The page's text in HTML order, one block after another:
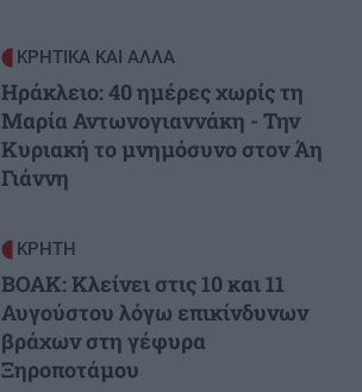
ΚΡΗΤΙΚΑ ΚΑΙ ΑΛΛΑ
Ηράκλειο: 40 ημέρες χωρίς τη
Μαρία Αντωνογιαννάκη - Την
Κυριακή το μνημόσυνο στον Άη
Γιάννη
ΚΡΗΤΗ
ΒΟΑΚ: Κλείνει στις 10 και 11
Αυγούστου λόγω επικίνδυνων
βράχων στη γέφυρα
Ξηροποτάμου